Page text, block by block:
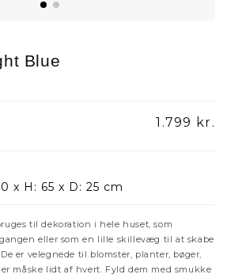
Blue
1.799 kr.
x H: 65 x D: 25 cm
til dekoration i hele huset, som
eller som en lille skillevæg til at skabe
er velegnede til blomster, planter, bøger,
måske lidt af hvert. Fyld dem med smukke